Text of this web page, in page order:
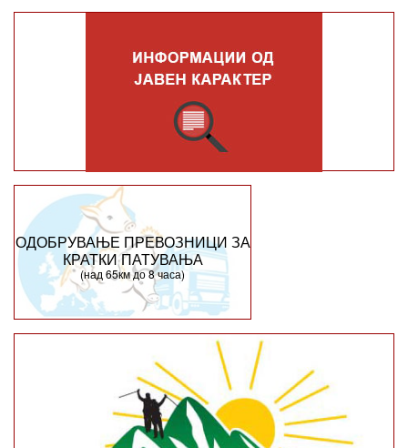
ОДОБРУВАЊЕ ПРЕВОЗНИЦИ ЗА
КРАТКИ ПАТУВАЊА
(над 65км до 8 часа)